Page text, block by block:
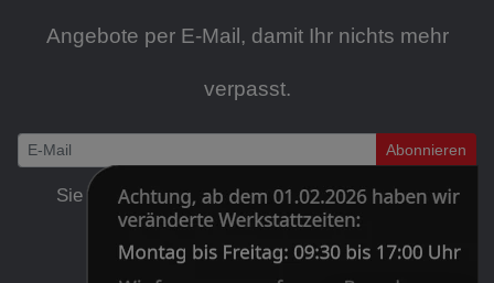
Angebote per E-Mail, damit Ihr nichts mehr
verpasst.
Abonnieren
Sie können den Newsletter jederzeit kostenlos
abbestellen .